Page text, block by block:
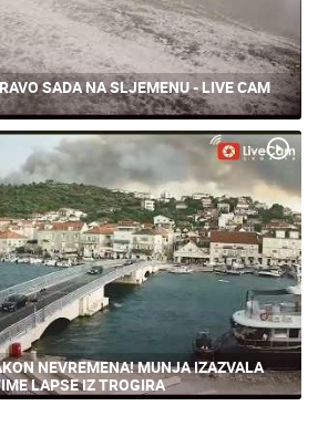
SADA NA SLJEMENU - LIVE CAM
NEVREMENA! MUNJA IZAZVALA
LAPSE IZ TROGIRA